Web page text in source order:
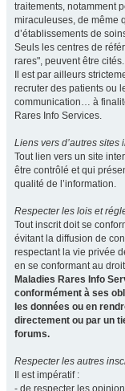
traitements, notamment
miraculeuses, de même
d’établissements de
Seuls les centres de
rares", peuvent être cités.
Il est par ailleurs
recruter des patients ou
communication… à
Rares Info Services.
Liens vers d’autres sites
Tout lien vers un site
être contrôlé et qui
qualité de l’information.
Respecter les lois et
Tout inscrit doit se
évitant la diffusion de
respectant la vie privée
en se conformant au
Maladies Rares Info
conformément à ses
les données ou en
directement ou par un
forums.
Respecter les autres
Il est impératif :
- de respecter les